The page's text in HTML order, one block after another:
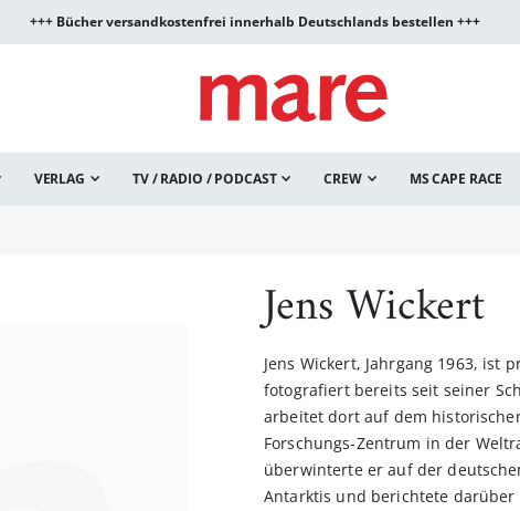
+++ Bücher versandkostenfrei innerhalb Deutschlands bestellen +++
VERLAG TV / RADIO / PODCAST CREW MS CAPE RACE
Jens Wickert
Jens Wickert, Jahrgang 1963, ist
fotografiert bereits seit seiner
arbeitet dort auf dem
Forschungs-Zentrum in der
überwinterte er auf der
Antarktis und berichtete darüber